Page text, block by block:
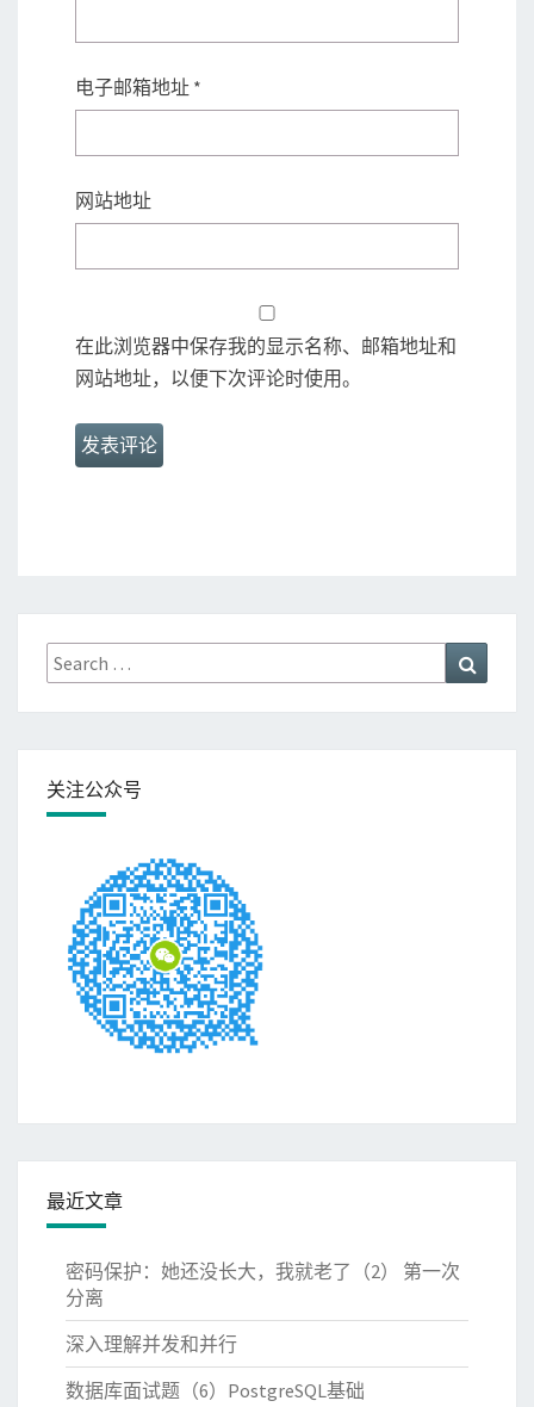
电子邮箱地址 *
网站地址
在此浏览器中保存我的显示名称、邮箱地址和
网站地址，以便下次评论时使用。
Search
for:
关注公众号
最近文章
密码保护：她还没长大，我就老了（2） 第一次
分离
深入理解并发和并行
数据库面试题（6）PostgreSQL基础